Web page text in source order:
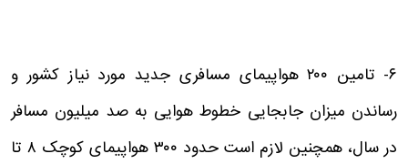
۶- تامین ۲۰۰ هواپیمای مسافری جدید مورد نیاز کشور و
رساندن میزان جابجایی خطوط هوایی به صد میلیون مسافر
در سال، همچنین لازم است حدود ۳۰۰ هواپیمای کوچک ۸ تا